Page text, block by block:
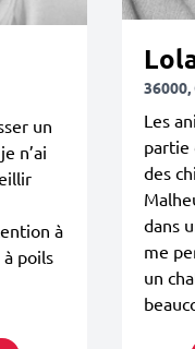
un
n’ai
à
poils
Les
partie
des
dans
me
un